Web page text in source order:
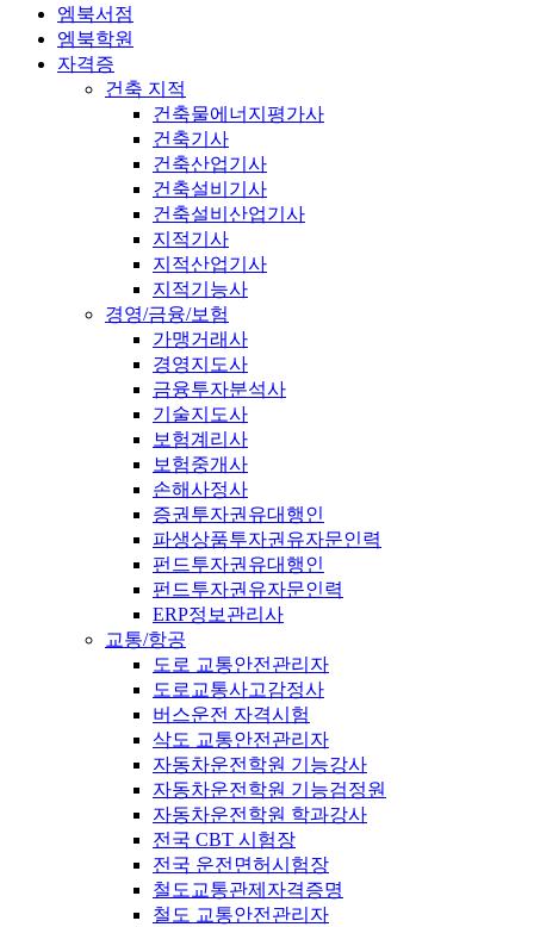
엠북서점
엠북학원
자격증
건축 지적
건축물에너지평가사
건축기사
건축산업기사
건축설비기사
건축설비산업기사
지적기사
지적산업기사
지적기능사
경영/금융/보험
가맹거래사
경영지도사
금융투자분석사
기술지도사
보험계리사
보험중개사
손해사정사
증권투자권유대행인
파생상품투자권유자문인력
펀드투자권유대행인
펀드투자권유자문인력
ERP정보관리사
교통/항공
도로 교통안전관리자
도로교통사고감정사
버스운전 자격시험
삭도 교통안전관리자
자동차운전학원 기능강사
자동차운전학원 기능검정원
자동차운전학원 학과강사
전국 CBT 시험장
전국 운전면허시험장
철도교통관제자격증명
철도 교통안전관리자